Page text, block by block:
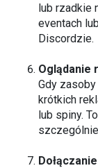
lub rzadkie
eventach
Discordzie.
Oglądanie
Gdy
krótkich
lub spiny.